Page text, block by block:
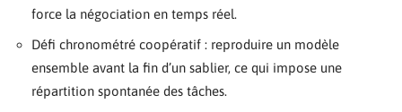
force la négociation en temps réel.
Défi chronométré coopératif : reproduire un modèle
ensemble avant la fin d’un sablier, ce qui impose une
répartition spontanée des tâches.